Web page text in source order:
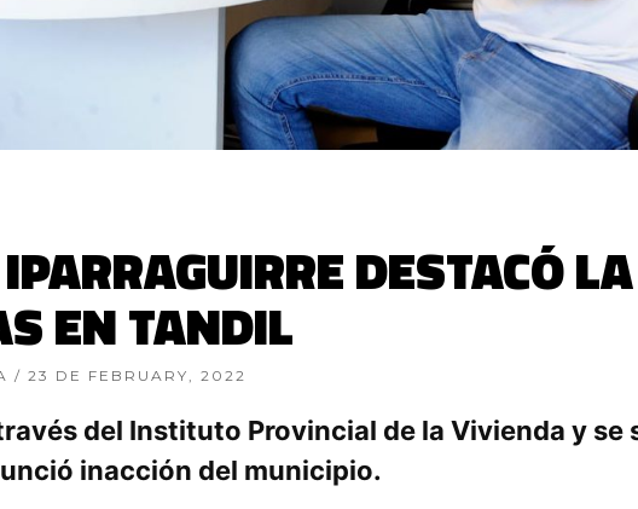
DESTACÓ
EN TANDIL
/ 23 DE FEBRUARY, 2022
del Instituto Provincial de la Vivienda y se
inacción del municipio.